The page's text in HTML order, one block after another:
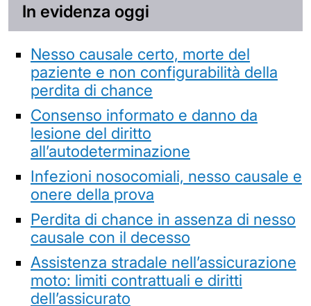
In evidenza oggi
Nesso causale certo, morte del
paziente e non configurabilità della
perdita di chance
Consenso informato e danno da
lesione del diritto
all’autodeterminazione
Infezioni nosocomiali, nesso causale e
onere della prova
Perdita di chance in assenza di nesso
causale con il decesso
Assistenza stradale nell’assicurazione
moto: limiti contrattuali e diritti
dell’assicurato